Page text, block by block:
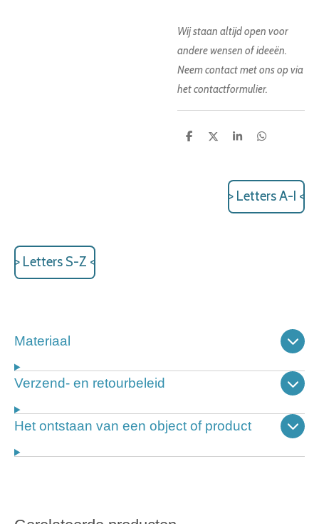
Wij staan altijd open voor
andere wensen of ideeën.
Neem contact met ons op via
het contactformulier.
D
D
S
e
D
n
> Letters A-I <
> Letters S-Z <
Materiaal
Verzend- en retourbeleid
Het ontstaan van een object of product